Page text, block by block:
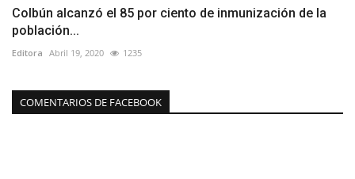
Colbún alcanzó el 85 por ciento de inmunización de la
población...
Editora Abril 19, 2020 1235
COMENTARIOS DE FACEBOOK